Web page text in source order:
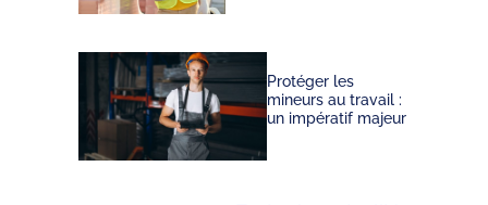
Protéger les
mineurs au travail :
un impératif majeur